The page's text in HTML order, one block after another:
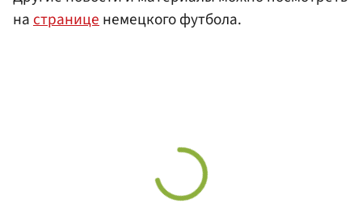
настраниценемецкого футбола.